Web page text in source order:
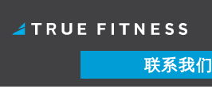
联系我们